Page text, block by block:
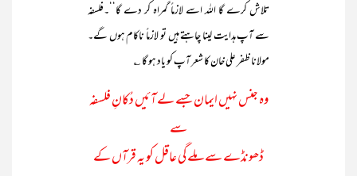
تلاش کرے گا اللہ اسے لازماً گمراہ کر دے گا‘‘۔فلسفہ
سے آپ ہدایت لینا چاہتے ہیں تو لازماً ناکام ہوں گے۔
مولانا ظفر علی خان کا شعر آپ کو یاد ہو گا ؎
وہ جنس نہیں ایمان جسے لے آئیں دُکانِ فلسفہ
سے
ڈھونڈے سے ملے گی عاقل کو یہ قرآں کے